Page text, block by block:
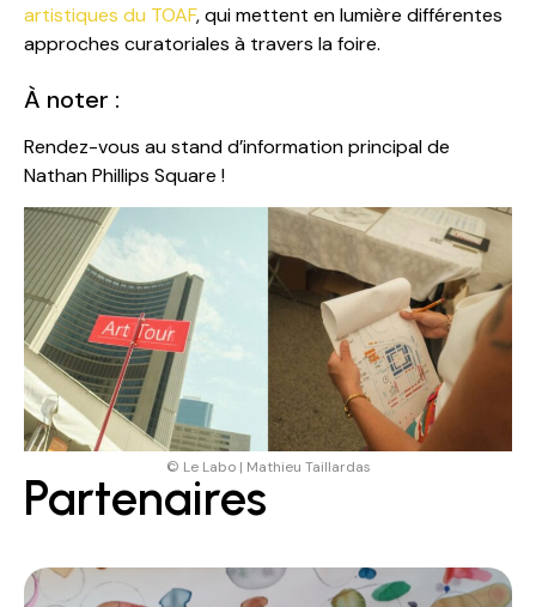
artistiques du TOAF, qui mettent en lumière différentes
approches curatoriales à travers la foire.
À noter :
Rendez-vous au stand d’information principal de
Nathan Phillips Square !
© Le Labo | Mathieu Taillardas
Partenaires